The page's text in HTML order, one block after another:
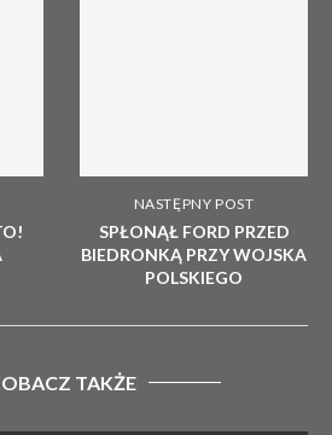
NASTĘPNY POST
SPŁONĄŁ FORD PRZED
BIEDRONKĄ PRZY WOJSKA
POLSKIEGO
TAKŻE